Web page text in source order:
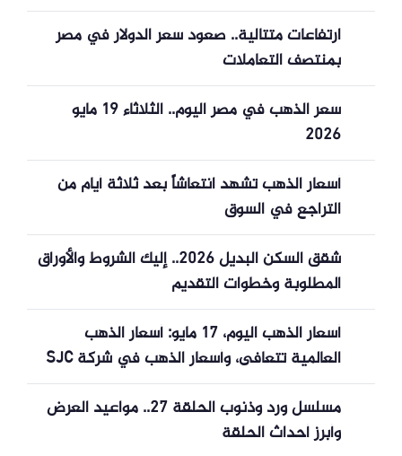
ارتفاعات متتالية.. صعود سعر الدولار في مصر
بمنتصف التعاملات
سعر الذهب في مصر اليوم.. الثلاثاء 19 مايو
2026
أسعار الذهب تشهد انتعاشاً بعد ثلاثة أيام من
التراجع في السوق
شقق السكن البديل 2026.. إليك الشروط والأوراق
المطلوبة وخطوات التقديم
أسعار الذهب اليوم، 17 مايو: أسعار الذهب
العالمية تتعافى، وأسعار الذهب في شركة SJC
تبقى مستقرة.
مسلسل ورد وذنوب الحلقة 27.. مواعيد العرض
وأبرز أحداث الحلقة